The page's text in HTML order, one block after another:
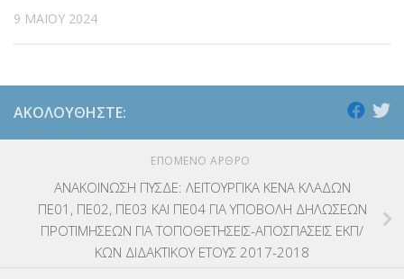
9 ΜΑΪ́ΟΥ 2024
ΑΚΟΛΟΥΘΉΣΤΕ:
ΕΠΌΜΕΝΟ ΆΡΘΡΟ
ΑΝΑΚΟΙΝΩΣΗ ΠΥΣΔΕ: ΛΕΙΤΟΥΡΓΙΚΑ ΚΕΝΑ ΚΛΑΔΩΝ
ΠΕ01, ΠΕ02, ΠΕ03 ΚΑΙ ΠΕ04 ΓΙΑ ΥΠΟΒΟΛΗ ΔΗΛΩΣΕΩΝ
ΠΡΟΤΙΜΗΣΕΩΝ ΓΙΑ ΤΟΠΟΘΕΤΗΣΕΙΣ-ΑΠΟΣΠΑΣΕΙΣ ΕΚΠ/
ΚΩΝ ΔΙΔΑΚΤΙΚΟΥ ΕΤΟΥΣ 2017-2018